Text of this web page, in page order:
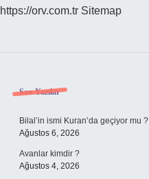
https://orv.com.tr Sitemap
Sidebar
Son Yazılar
Bilal’in ismi Kuran’da geçiyor mu ?
Ağustos 6, 2026
Avanlar kimdir ?
Ağustos 4, 2026